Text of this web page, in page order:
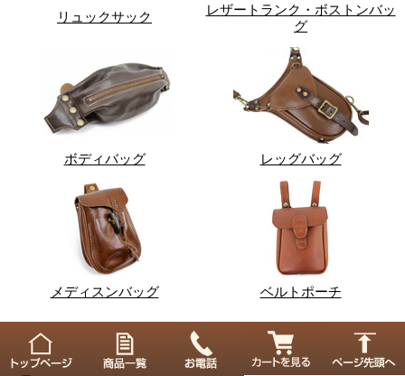
リュックサック
レザートランク・ボストンバッ
グ
ボディバッグ レッグバッグ
メディスンバッグ ベルトポーチ